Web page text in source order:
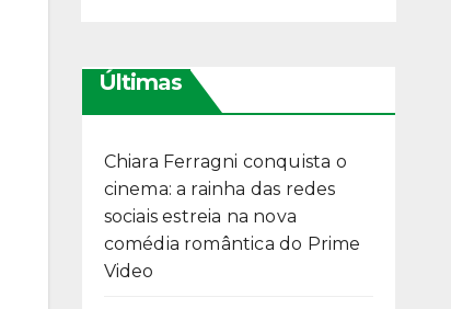
Últimas
Chiara Ferragni conquista o
cinema: a rainha das redes
sociais estreia na nova
comédia romântica do Prime
Video